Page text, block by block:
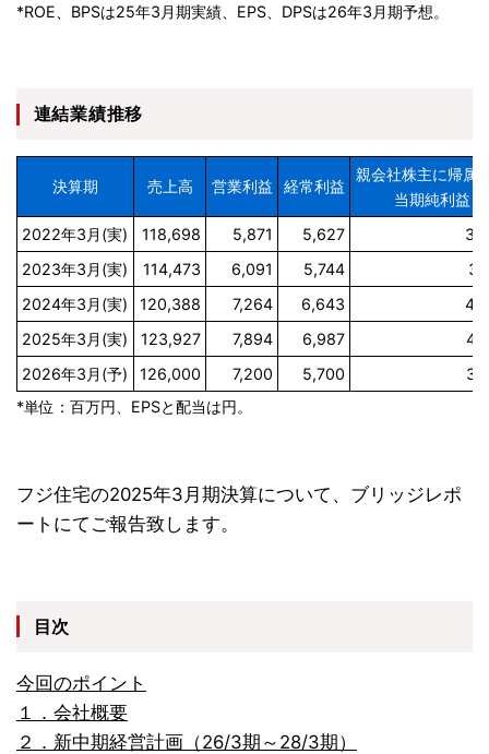
*ROE、BPSは25年3月期実績、EPS、DPSは26年3月期予想。
連結業績推移
決算期 売上高 営業利益 経常利益
親会社株主に帰属
当期純利益
2022年3月(実)
118,698 5,871 5,627
2023年3月(実)
114,473 6,091 5,744
2024年3月(実)
120,388 7,264 6,643
2025年3月(実)
123,927 7,894 6,987
2026年3月(予)
126,000 7,200 5,700
*単位：百万円、EPSと配当は円。
フジ住宅の2025年3月期決算について、ブリッジレポ
ートにてご報告致します。
目次
今回のポイント
１．会社概要
２．新中期経営計画（26/3期～28/3期）